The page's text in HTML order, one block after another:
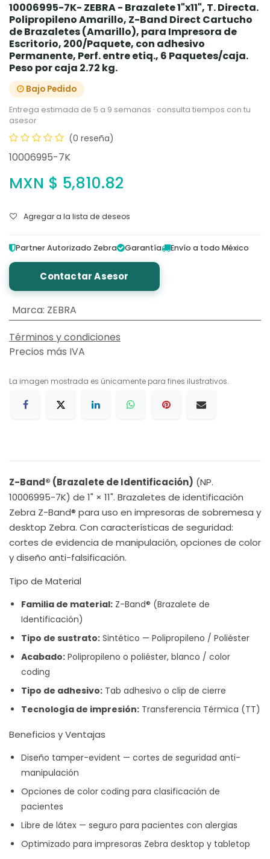
10006995-7K- ZEBRA - Brazalete 1"x11", T. Directa.
Polipropileno Amarillo, Z-Band Direct Cartucho
de Brazaletes (Amarillo), para Impresora de
Escritorio, 200/Paquete, con adhesivo
Permanente, Perf. entre etiq., 6 Paquetes/caja.
Peso por caja 2.72 kg.
Bajo Pedido
Entrega estimada de 5 a 9 semanas · consulta tiempos con tu
asesor
(0 reseña)
10006995-7K
MXN $ 5,810.82
Agregar a la lista de deseos
Partner Autorizado Zebra Garantía Envío a todo México
Contactar Asesor
Marca: ZEBRA
Términos y condiciones
Precios más IVA
La imagen mostrada es únicamente para fines ilustrativos.
Z-Band® (Brazalete de Identificación) (NP.
10006995-7K) de 1" × 11". Brazaletes de identificación
Zebra Z-Band® para uso en impresoras de sobremesa y
desktop Zebra. Con características de seguridad:
cortes de evidencia de manipulación, opciones de color
y diseño anti-falsificación.
Tipo de Material
Familia de material: Z-Band® (Brazalete de
Identificación)
Tipo de sustrato: Sintético — Polipropileno / Poliéster
Acabado: Polipropileno o poliéster, blanco / color
coding
Tipo de adhesivo: Tab adhesivo o clip de cierre
Tecnología de impresión: Transferencia Térmica (TT)
Beneficios y Ventajas
Diseño tamper-evident — cortes de seguridad anti-
manipulación
Opciones de color coding para clasificación de
pacientes
Libre de látex — seguro para pacientes con alergias
Optimizado para impresoras Zebra desktop y tabletop